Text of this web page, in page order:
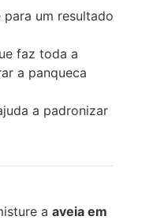
para um resultado
faz toda a
a panqueca
a padronizar
aaveia em